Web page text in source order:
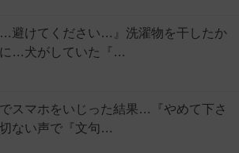
…避けてください…』洗濯物を干したか
に…犬がしていた『…
スマホをいじった結果…『やめて下さ
ない声で『文句…